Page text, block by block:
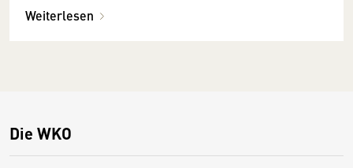
Weiterlesen
Die WKO